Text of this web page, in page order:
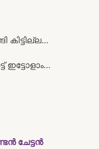
ഇട്ടോളാം…
ചേട്ടൻ